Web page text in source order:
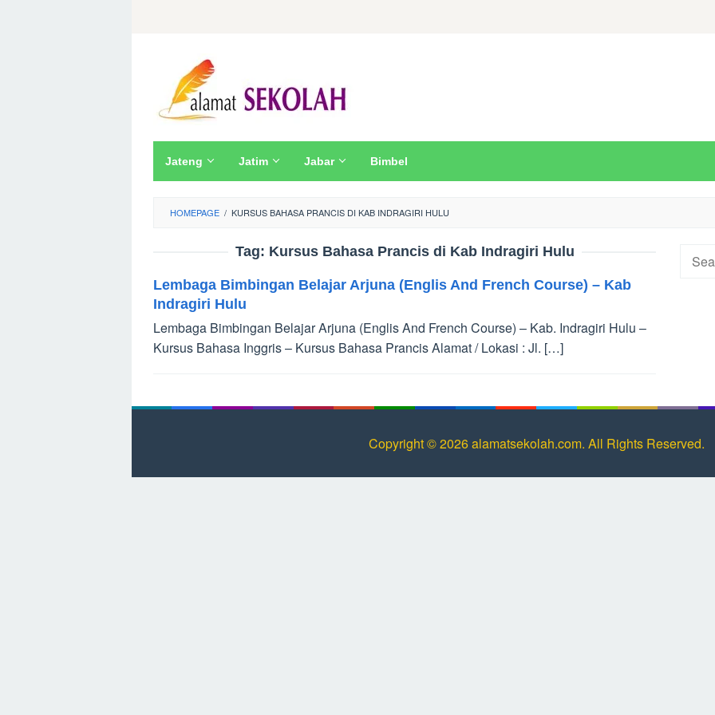
Jateng Jatim Jabar Bimbel
HOMEPAGE / KURSUS BAHASA PRANCIS DI KAB INDRAGIRI HULU
Tag: Kursus Bahasa Prancis di Kab Indragiri Hulu
Lembaga Bimbingan Belajar Arjuna (Englis And French Course) – Kab
Indragiri Hulu
Lembaga Bimbingan Belajar Arjuna (Englis And French Course) – Kab. Indragiri Hulu –
Kursus Bahasa Inggris – Kursus Bahasa Prancis Alamat / Lokasi : Jl. […]
Copyright © 2026 alamatsekolah.com. All Rights Reserved.